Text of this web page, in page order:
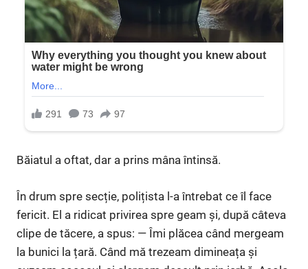
Băiatul a oftat, dar a prins mâna întinsă.
În drum spre secție, polițista l-a întrebat ce îl face
fericit. El a ridicat privirea spre geam și, după câteva
clipe de tăcere, a spus: — Îmi plăcea când mergeam
la bunici la țară. Când mă trezeam dimineața și